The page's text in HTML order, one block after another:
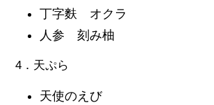
丁字麩 オクラ
人参 刻み柚
4．天ぷら
天使のえび